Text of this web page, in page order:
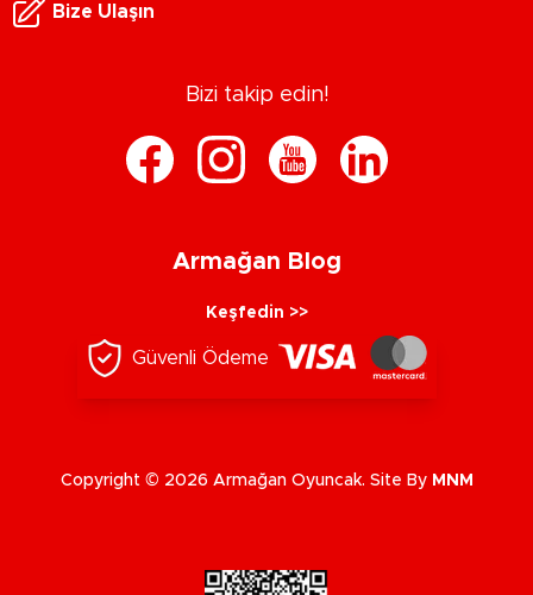
Bize Ulaşın
Bizi takip edin!
Armağan Blog
Keşfedin >>
Güvenli Ödeme
Copyright © 2026 Armağan Oyuncak. Site By MNM